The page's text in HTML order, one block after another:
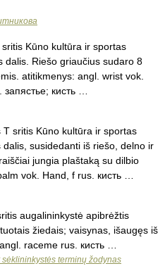
Kūno kultūra ir sportas
dalis. Riešo griaučius sudaro 8
atitikmenys: angl. wrist vok.
кисть …
sritis Kūno kultūra ir sportas
susidedanti iš riešo, delno ir
jungia plaštaką su dilbio
vok. Hand, f rus. кисть …
augalininkystė apibrėžtis
žiedais; vaisynas, išaugęs iš
raceme rus. кисть …
terminų žodynas